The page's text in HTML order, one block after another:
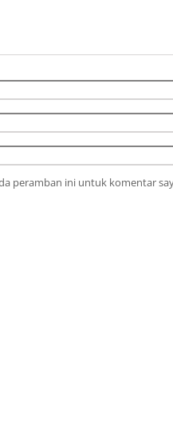
peramban ini untuk komentar